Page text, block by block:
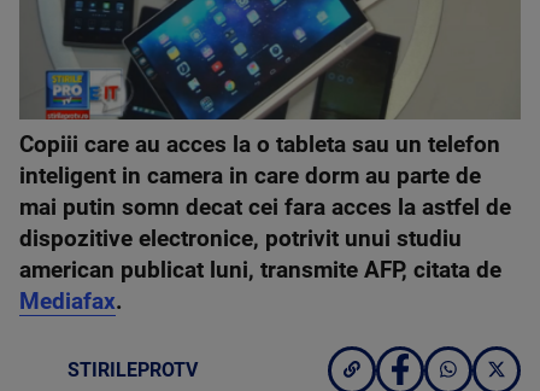
Copiii care au acces la o tableta sau un telefon
inteligent in camera in care dorm au parte de
mai putin somn decat cei fara acces la astfel de
dispozitive electronice, potrivit unui studiu
american publicat luni, transmite AFP, citata de
Mediafax.
STIRILEPROTV